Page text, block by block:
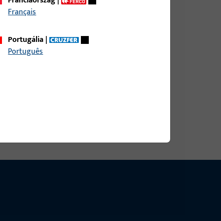
25 mm, teljes magasság / mélység 16,5 mm,
ütköző Bal
Français
Portugália|
Português